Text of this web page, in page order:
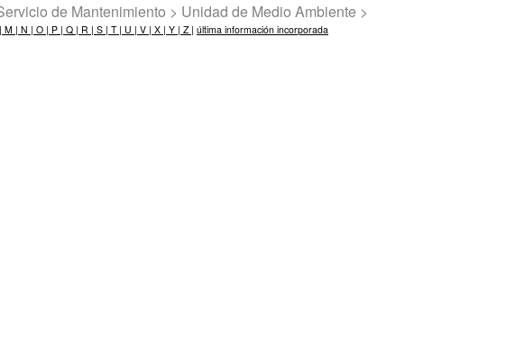
de Mantenimiento > Unidad de Medio Ambiente >
M | N | O | P | Q | R | S | T | U | V | X | Y | Z | última información incorporada